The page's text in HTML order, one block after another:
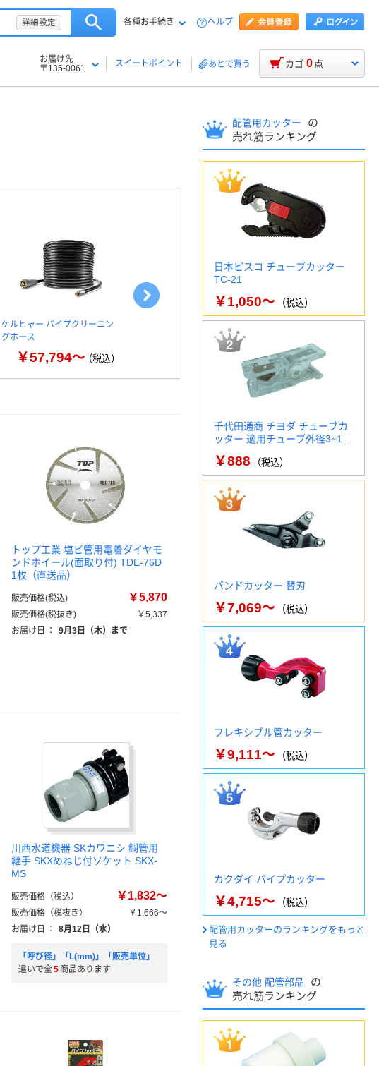
詳細設定 各種お手続き ヘルプ
お届け先
〒135-0061
スイートポイント あとで買う カゴ 0 点
ケルヒャー パイプクリーニン
グホース
￥57,794～（税込）
リーナー(兼用式) E…
￥8,440（税込）
トップ工業 塩ビ管用電着ダイヤモ
ンドホイール(面取り付) TDE-76D
1枚（直送品）
販売価格(税込) ￥5,870
販売価格(税抜き)
￥5,337
お届け日
： 9月3日（木）まで
川西水道機器 SKカワニシ 鋼管用
継手 SKXめねじ付ソケット SKX-
MS
販売価格（税込） ￥1,832～
販売価格（税抜き）
￥1,666～
お届け日
： 8月12日（水）
「呼び径」「L(mm)」「販売単位」
違いで全5 商品あります
配管用カッター
の
売れ筋ランキング
日本ピスコ チューブカッター
TC-21
￥1,050～ （税込）
千代田通商 チヨダ チューブカ
ッター 適用チューブ外径3~1…
￥888 （税込）
バンドカッター 替刃
￥7,069～ （税込）
フレキシブル管カッター
￥9,111～ （税込）
カクダイ パイプカッター
￥4,715～ （税込）
配管用カッターのランキングをもっと
見る
その他 配管部品
の
売れ筋ランキング